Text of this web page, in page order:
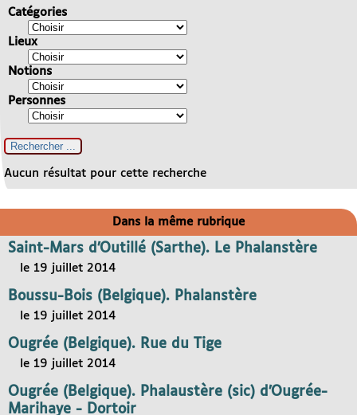
Catégories
Lieux
Notions
Personnes
Aucun résultat pour cette recherche
Dans la même rubrique
Saint-Mars d’Outillé (Sarthe). Le Phalanstère
le 19 juillet 2014
Boussu-Bois (Belgique). Phalanstère
le 19 juillet 2014
Ougrée (Belgique). Rue du Tige
le 19 juillet 2014
Ougrée (Belgique). Phalaustère (sic) d’Ougrée-
Marihaye - Dortoir